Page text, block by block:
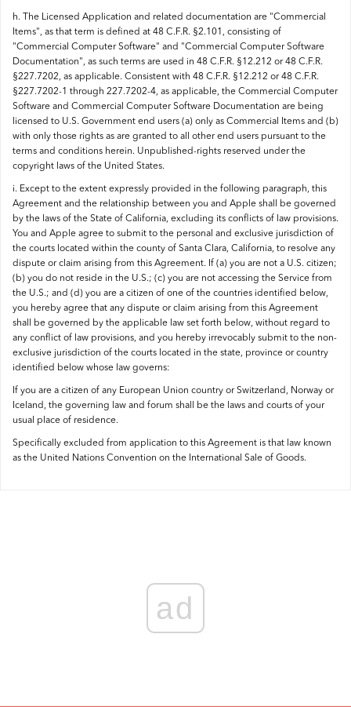
h. The Licensed Application and related documentation are "Commercial
Items", as that term is defined at 48 C.F.R. §2.101, consisting of
"Commercial Computer Software" and "Commercial Computer Software
Documentation", as such terms are used in 48 C.F.R. §12.212 or 48 C.F.R.
§227.7202, as applicable. Consistent with 48 C.F.R. §12.212 or 48 C.F.R.
§227.7202-1 through 227.7202-4, as applicable, the Commercial Computer
Software and Commercial Computer Software Documentation are being
licensed to U.S. Government end users (a) only as Commercial Items and (b)
with only those rights as are granted to all other end users pursuant to the
terms and conditions herein. Unpublished-rights reserved under the
copyright laws of the United States.
i. Except to the extent expressly provided in the following paragraph, this
Agreement and the relationship between you and Apple shall be governed
by the laws of the State of California, excluding its conflicts of law provisions.
You and Apple agree to submit to the personal and exclusive jurisdiction of
the courts located within the county of Santa Clara, California, to resolve any
dispute or claim arising from this Agreement. If (a) you are not a U.S. citizen;
(b) you do not reside in the U.S.; (c) you are not accessing the Service from
the U.S.; and (d) you are a citizen of one of the countries identified below,
you hereby agree that any dispute or claim arising from this Agreement
shall be governed by the applicable law set forth below, without regard to
any conflict of law provisions, and you hereby irrevocably submit to the non-
exclusive jurisdiction of the courts located in the state, province or country
identified below whose law governs:
If you are a citizen of any European Union country or Switzerland, Norway or
Iceland, the governing law and forum shall be the laws and courts of your
usual place of residence.
Specifically excluded from application to this Agreement is that law known
as the United Nations Convention on the International Sale of Goods.
ad